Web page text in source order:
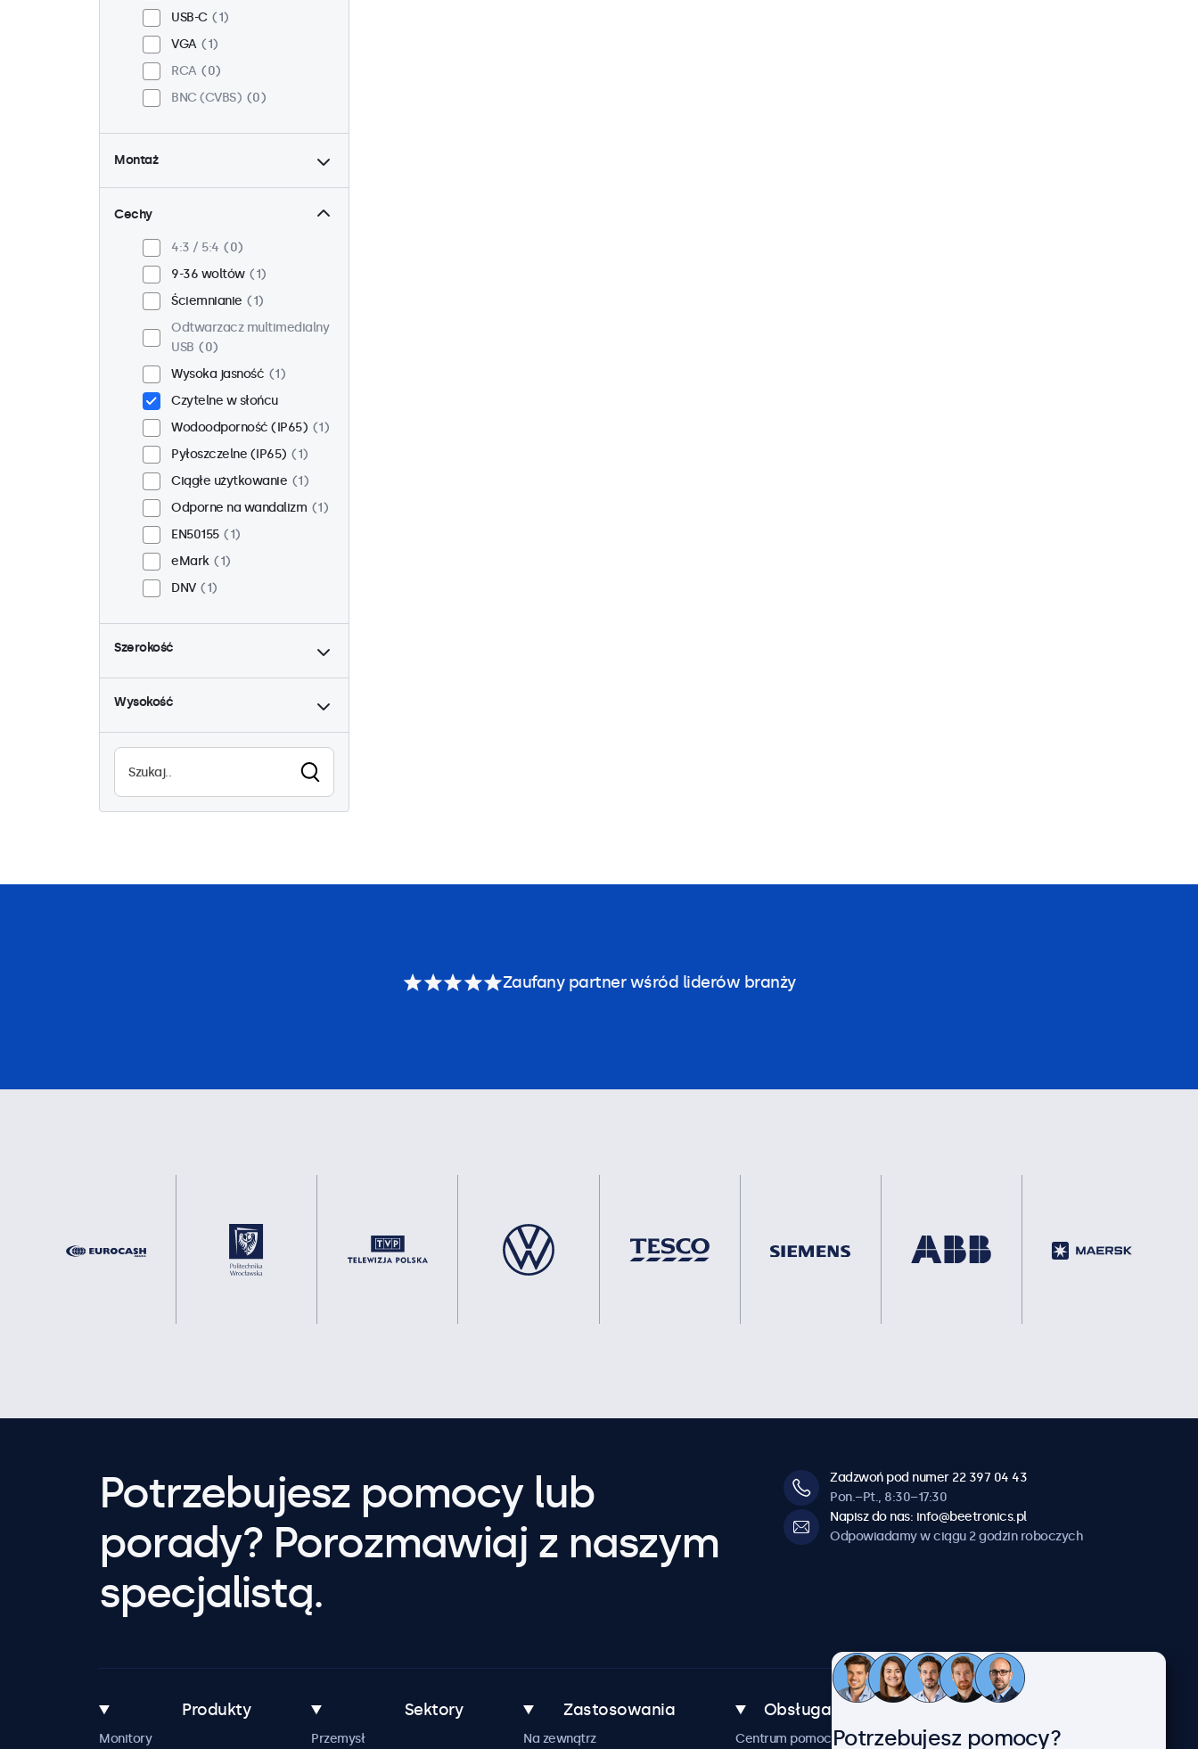
USB-C
1
VGA
1
RCA
0
BNC (CVBS)
0
Montaż
Biurkowy
0
Panelowy
1
W zabudowie
1
Stojak 19 cali
0
VESA 75 x 75
VESA 100 x 100
Cechy
4:3 / 5:4
0
9-36 woltów
1
Ściemnianie
1
Odtwarzacz multimedialny
USB
0
Wysoka jasność
1
Czytelne w słońcu
Wodoodporność (IP65)
1
Pyłoszczelne (IP65)
1
Ciągłe użytkowanie
1
Odporne na wandalizm
1
EN50155
1
eMark
1
DNV
1
Szerokość
Wysokość
Zaufany partner wśród liderów branży
Potrzebujesz pomocy lub
porady? Porozmawiaj z naszym
specjalistą.
Zadzwoń pod numer 22 397 04 43
Pon.–Pt., 8:30–17:30
Napisz do nas: info@beetronics.pl
Odpowiadamy w ciągu 2 godzin roboczych
Produkty
Monitory
Sektory
Przemysł
Zastosowania
Na zewnątrz
Obsługa klienta
Centrum pomocy
Beetronics
Potrzebujesz pomocy?